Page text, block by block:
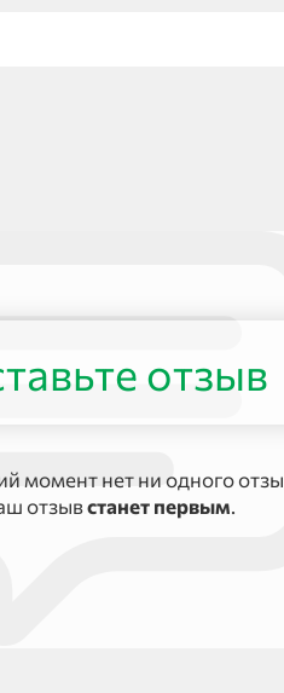
отзыв
момент нет ни одного
отзывстанет первым.